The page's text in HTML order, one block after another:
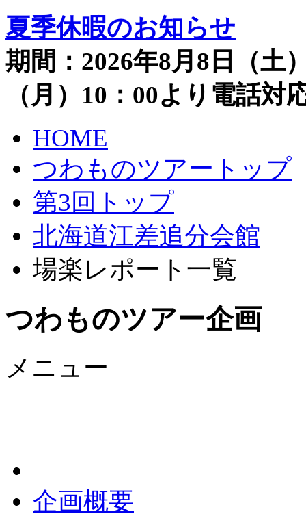
夏季休暇のお知らせ
期間：2026年8月8日（土
（月）10：00より電話
HOME
つわものツアートップ
第3回トップ
北海道江差追分会館
場楽レポート一覧
つわものツアー企画
メニュー
企画概要